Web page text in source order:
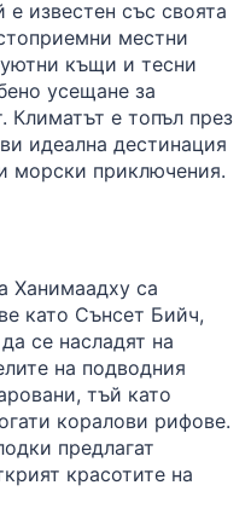
известен със своята
местни
къщи и тесни
усещане за
Климатът е топъл през
идеална дестинация
морски приключения.
Ханимаадху са
като Сънсет Бийч,
се насладят на
на подводния
тъй като
коралови рифове.
предлагат
красотите на